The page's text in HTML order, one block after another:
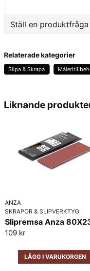
Liknande
ANZA
SKRAPOR & SLIPVERKTYG
109 kr
LÄGG I VARUKORGEN
Ställ en produktfråga
Fråga oss något
Namn
Mejladress
Relaterade kategorier
Slipa & Skrapa